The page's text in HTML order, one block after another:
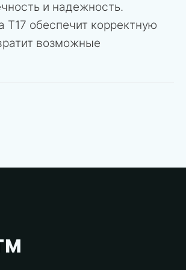
и надежность.
T17 обеспечит корректную
возможные